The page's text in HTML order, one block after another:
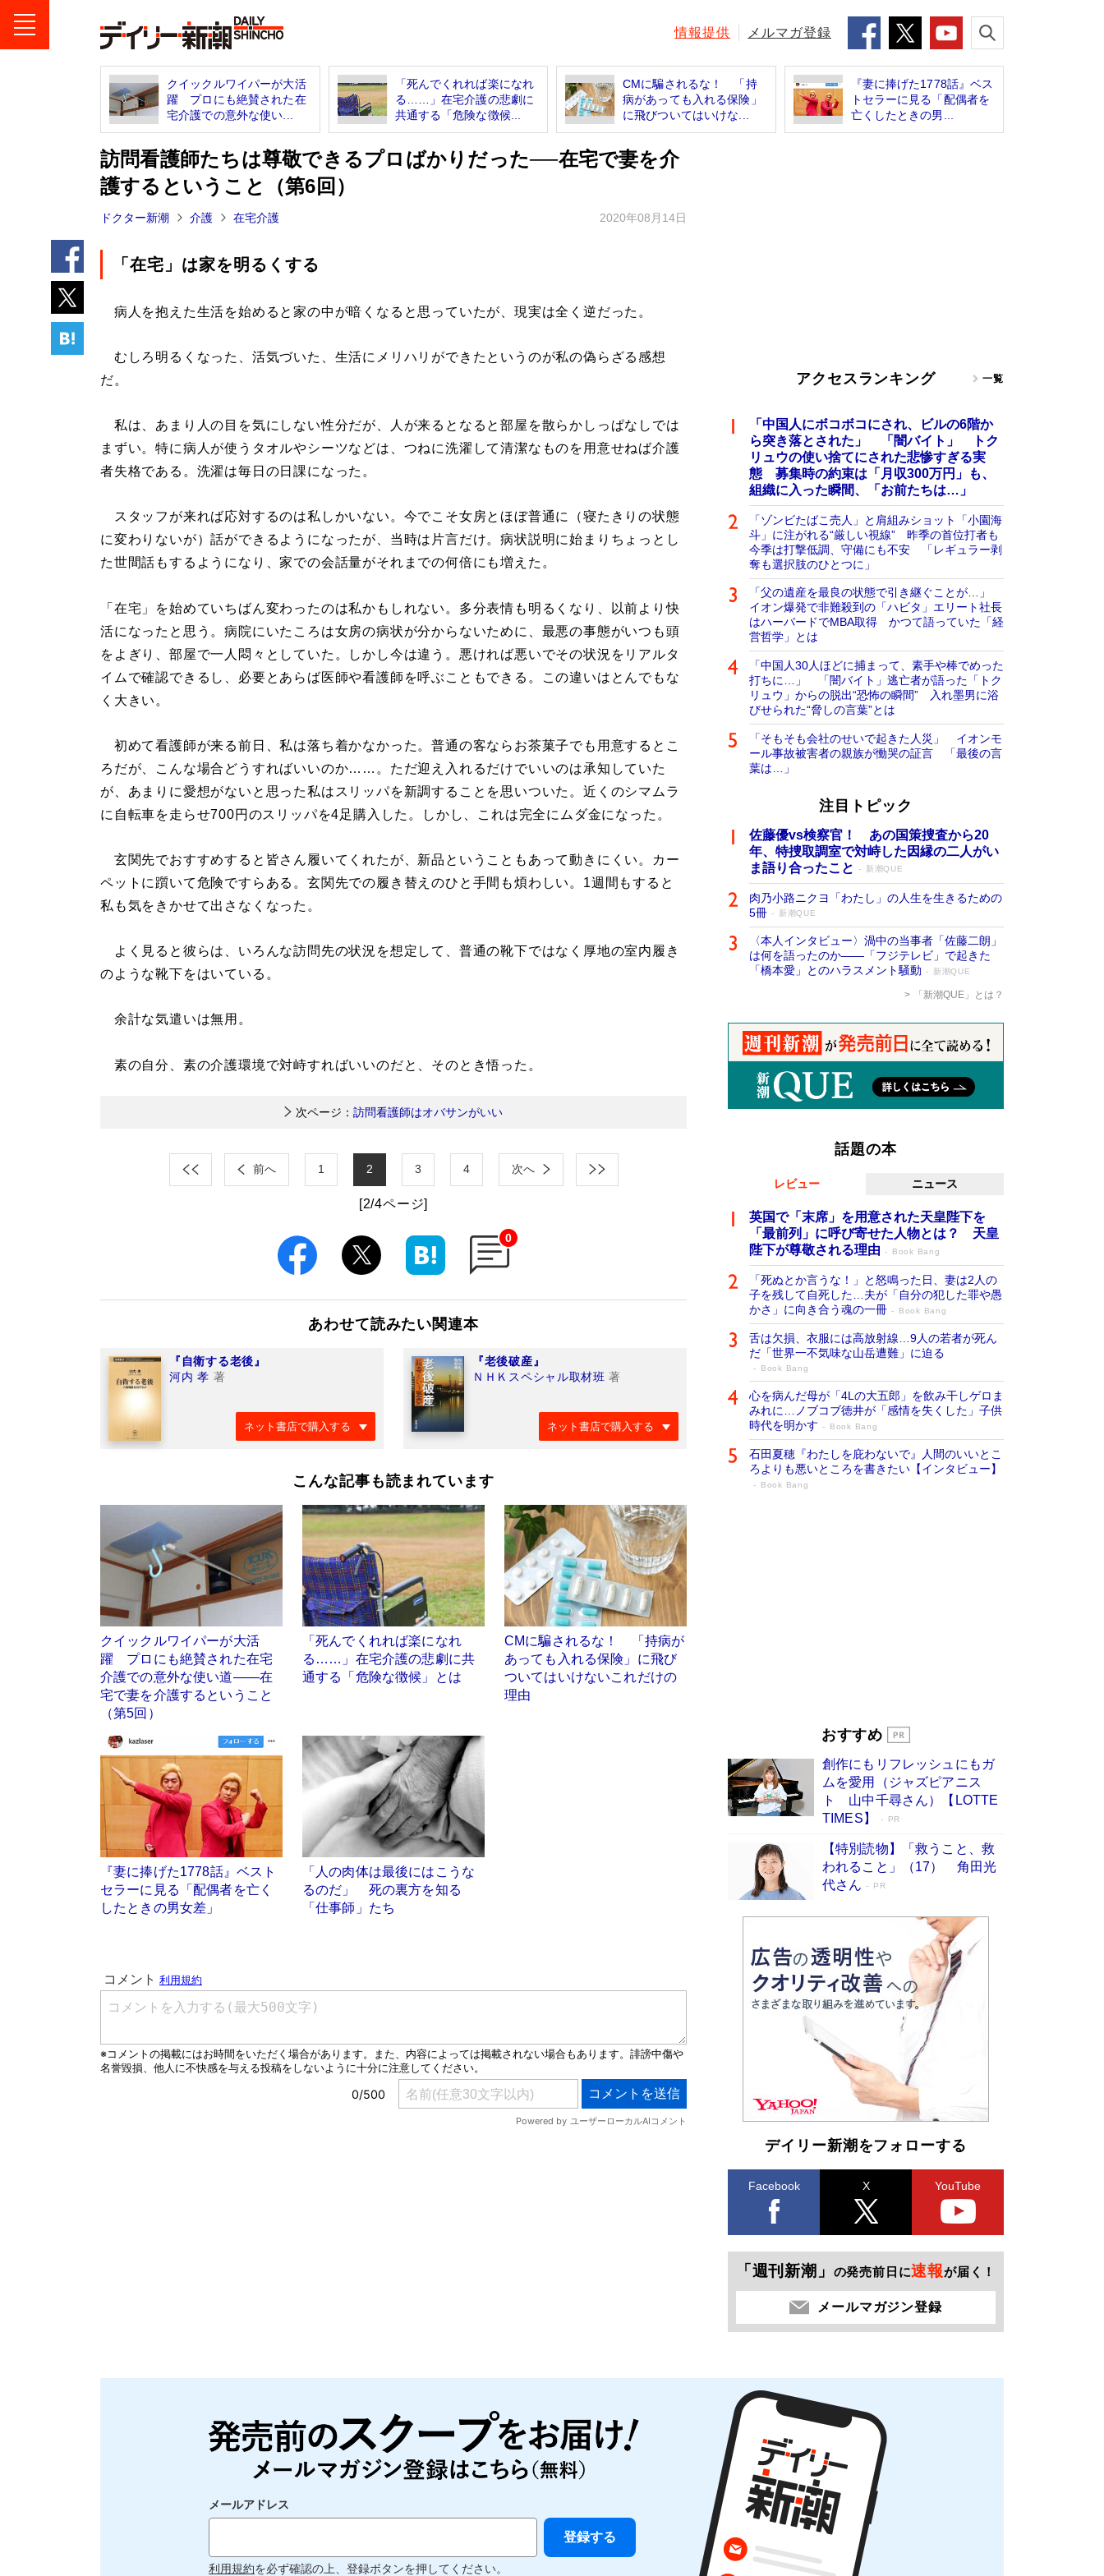
情報提供 メルマガ登録
クイックルワイパーが大活
躍 プロにも絶賛された在
宅介護での意外な使い...
「死んでくれれば楽になれ
る……」在宅介護の悲劇に
共通する「危険な徴候...
CMに騙されるな！ 「持
病があっても入れる保険」
に飛びついてはいけな...
『妻に捧げた1778話』ベス
トセラーに見る「配偶者を
亡くしたときの男...
訪問看護師たちは尊敬できるプロばかりだった──在宅で妻を介
護するということ（第6回）
ドクター新潮 介護 在宅介護 2020年08月14日
「在宅」は家を明るくする
病人を抱えた生活を始めると家の中が暗くなると思っていたが、現実は全く逆だった。
むしろ明るくなった、活気づいた、生活にメリハリができたというのが私の偽らざる感想
だ。
私は、あまり人の目を気にしない性分だが、人が来るとなると部屋を散らかしっぱなしでは
まずい。特に病人が使うタオルやシーツなどは、つねに洗濯して清潔なものを用意せねば介護
者失格である。洗濯は毎日の日課になった。
スタッフが来れば応対するのは私しかいない。今でこそ女房とほぼ普通に（寝たきりの状態
に変わりないが）話ができるようになったが、当時は片言だけ。病状説明に始まりちょっとし
た世間話もするようになり、家での会話量がそれまでの何倍にも増えた。
「在宅」を始めていちばん変わったのは私かもしれない。多分表情も明るくなり、以前より快
活になったと思う。病院にいたころは女房の病状が分からないために、最悪の事態がいつも頭
をよぎり、部屋で一人悶々としていた。しかし今は違う。悪ければ悪いでその状況をリアルタ
イムで確認できるし、必要とあらば医師や看護師を呼ぶこともできる。この違いはとんでもな
く大きい。
初めて看護師が来る前日、私は落ち着かなかった。普通の客ならお茶菓子でも用意するとこ
ろだが、こんな場合どうすればいいのか……。ただ迎え入れるだけでいいのは承知していた
が、あまりに愛想がないと思った私はスリッパを新調することを思いついた。近くのシマムラ
に自転車を走らせ700円のスリッパを4足購入した。しかし、これは完全にムダ金になった。
玄関先でおすすめすると皆さん履いてくれたが、新品ということもあって動きにくい。カー
ペットに躓いて危険ですらある。玄関先での履き替えのひと手間も煩わしい。1週間もすると
私も気をきかせて出さなくなった。
よく見ると彼らは、いろんな訪問先の状況を想定して、普通の靴下ではなく厚地の室内履き
のような靴下をはいている。
余計な気遣いは無用。
素の自分、素の介護環境で対峙すればいいのだと、そのとき悟った。
次ページ： 訪問看護師はオバサンがいい
前へ 1 2 3 4 次へ
[2/4ページ]
0
あわせて読みたい関連本
『自衛する老後』
河内 孝 著
ネット書店で購入する
『老後破産』
ＮＨＫスペシャル取材班 著
ネット書店で購入する
こんな記事も読まれています
クイックルワイパーが大活
躍 プロにも絶賛された在宅
介護での意外な使い道――在
宅で妻を介護するということ
（第5回）
「死んでくれれば楽になれ
る……」在宅介護の悲劇に共
通する「危険な徴候」とは
CMに騙されるな！ 「持病が
あっても入れる保険」に飛び
ついてはいけないこれだけの
理由
『妻に捧げた1778話』ベスト
セラーに見る「配偶者を亡く
したときの男女差」
「人の肉体は最後にはこうな
るのだ」 死の裏方を知る
「仕事師」たち
アクセスランキング 一覧
「中国人にボコボコにされ、ビルの6階か
ら突き落とされた」 「闇バイト」 トク
リュウの使い捨てにされた悲惨すぎる実
態 募集時の約束は「月収300万円」も、
組織に入った瞬間、「お前たちは…」
「ゾンビたばこ売人」と肩組みショット「小園海
斗」に注がれる“厳しい視線” 昨季の首位打者も
今季は打撃低調、守備にも不安 「レギュラー剥
奪も選択肢のひとつに」
「父の遺産を最良の状態で引き継ぐことが…」
イオン爆発で非難殺到の「ハビタ」エリート社長
はハーバードでMBA取得 かつて語っていた「経
営哲学」とは
「中国人30人ほどに捕まって、素手や棒でめった
打ちに…」 「闇バイト」逃亡者が語った「トク
リュウ」からの脱出“恐怖の瞬間” 入れ墨男に浴
びせられた“脅しの言葉”とは
「そもそも会社のせいで起きた人災」 イオンモ
ール事故被害者の親族が慟哭の証言 「最後の言
葉は…」
注目トピック
佐藤優vs検察官！ あの国策捜査から20
年、特捜取調室で対峙した因縁の二人がい
ま語り合ったこと
新潮QUE
肉乃小路ニクヨ「わたし」の人生を生きるための
5冊
新潮QUE
〈本人インタビュー〉渦中の当事者「佐藤二朗」
は何を語ったのか――「フジテレビ」で起きた
「橋本愛」とのハラスメント騒動
新潮QUE
「新潮QUE」とは？
話題の本
レビュー ニュース
英国で「末席」を用意された天皇陛下を
「最前列」に呼び寄せた人物とは？ 天皇
陛下が尊敬される理由
Book Bang
「死ぬとか言うな！」と怒鳴った日、妻は2人の
子を残して自死した…夫が「自分の犯した罪や愚
かさ」に向き合う魂の一冊
Book Bang
舌は欠損、衣服には高放射線…9人の若者が死ん
だ「世界一不気味な山岳遭難」に迫る
Book Bang
心を病んだ母が「4Lの大五郎」を飲み干しゲロま
みれに…ノブコブ徳井が「感情を失くした」子供
時代を明かす
Book Bang
石田夏穂『わたしを庇わないで』人間のいいとこ
ろよりも悪いところを書きたい【インタビュー】
Book Bang
和田秀樹の70代、80代向け新書がベスト3を独
占 上半期1位にも選出［新書ベストセラー］
Book Bang
おすすめ
創作にもリフレッシュにもガ
ムを愛用（ジャズピアニス
ト 山中千尋さん）【LOTTE
TIMES】
PR
【特別読物】「救うこと、救
われること」（17） 角田光
代さん
PR
デイリー新潮をフォローする
Facebook X YouTube
「週刊新潮」 の発売前日に速報が届く！
メールマガジン登録
メールアドレス
利用規約を必ず確認の上、登録ボタンを押してください。